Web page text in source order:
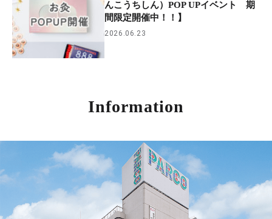
んこうちしん）POP UPイベント 期
間限定開催中！！】
2026.06.23
Information